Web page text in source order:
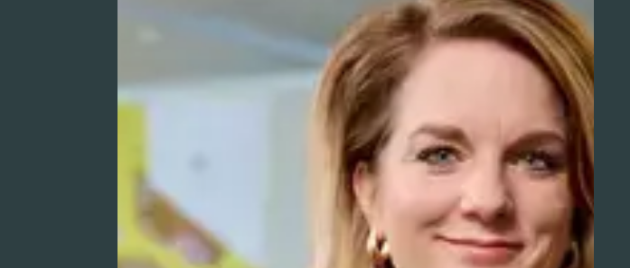
Bedrijven op Schiphol
Route development
Airport Utilities
Aviation Solutions
Operations
Jij en Schiphol
Projecten op Schiphol